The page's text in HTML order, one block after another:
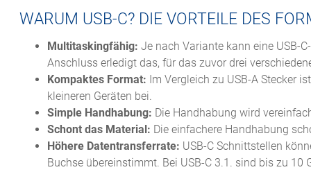
WARUM USB-C? DIE VORTEILE DES
Multitaskingfähig: Je nach Variante kann eine USB-
Anschluss erledigt das, für das zuvor drei
Kompaktes Format: Im Vergleich zu USB-A Stecker
kleineren Geräten bei.
Simple Handhabung: Die Handhabung wird
Schont das Material: Die einfachere Handhabung
Höhere Datentransferrate: USB-C Schnittstellen
Buchse übereinstimmt. Bei USB-C 3.1. sind bis zu 10